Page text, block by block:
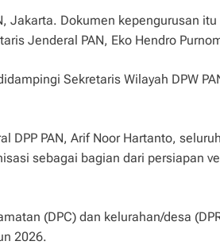
Jakarta. Dokumen kepengurusan itu
Jenderal PAN, Eko Hendro
Sekretaris Wilayah DPW
DPP PAN, Arif Noor Hartanto,
sebagai bagian dari persiapan
(DPC) dan kelurahan/desa
2026.